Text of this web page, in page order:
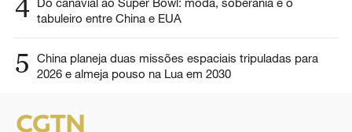
4 tabuleiro entre China e EUA
5
China planeja duas missões espaciais tripuladas para
2026 e almeja pouso na Lua em 2030